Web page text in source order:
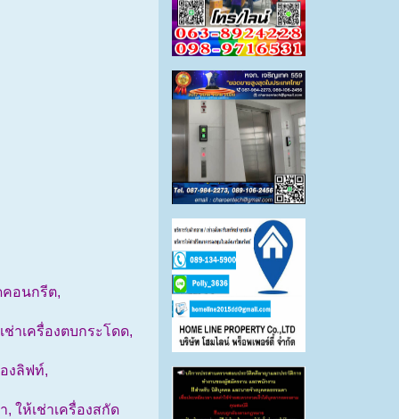
คอนกรีต,
ช่าเครื่องตบกระโดด,
งลิฟท์,
ให้เช่าเครื่องสกัด